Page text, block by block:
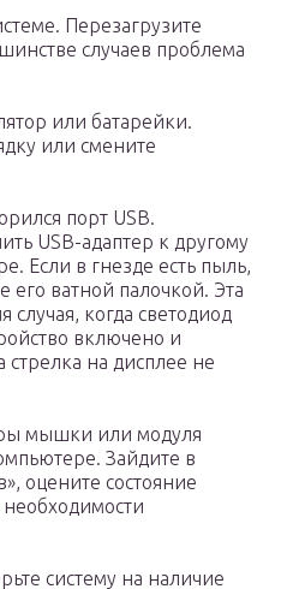
Перезагрузите
случаев проблема
или батарейки.
или смените
порт USB.
USB-адаптер к другому
Если в гнезде есть пыль,
его ватной палочкой. Эта
случая, когда светодиод
включено и
на дисплее не
мышки или модуля
Зайдите в
оцените состояние
систему на наличие